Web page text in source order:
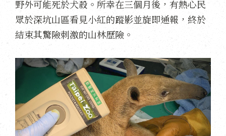
野外可能死於犬殺。所幸在三個月後，有熱心民
眾於深坑山區看見小紅的蹤影並旋即通報，終於
結束其驚險刺激的山林歷險。